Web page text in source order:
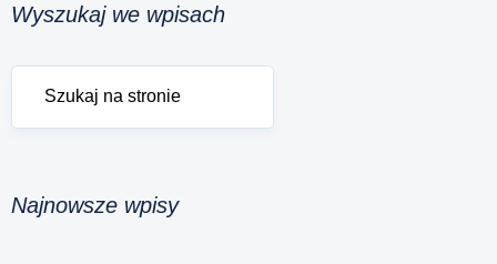
Wyszukaj we wpisach
Najnowsze wpisy